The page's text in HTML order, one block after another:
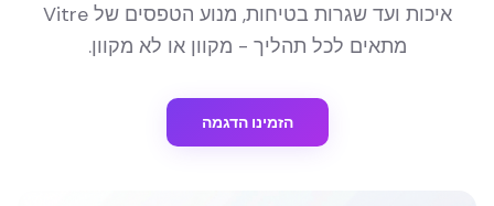
איכות ועד שגרות בטיחות, מנוע הטפסים של Vitre
מתאים לכל תהליך - מקוון או לא מקוון.
הזמינו הדגמה